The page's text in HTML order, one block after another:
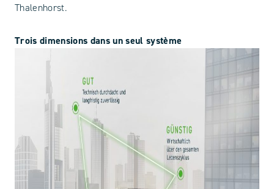
Thalenhorst.
Trois dimensions dans un seul système